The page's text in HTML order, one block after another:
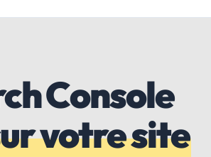
Console
votre site